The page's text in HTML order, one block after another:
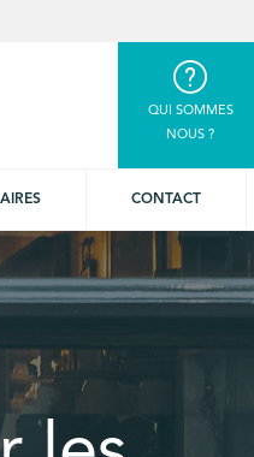
QUI SOMMES
NOUS ?
CONTACT